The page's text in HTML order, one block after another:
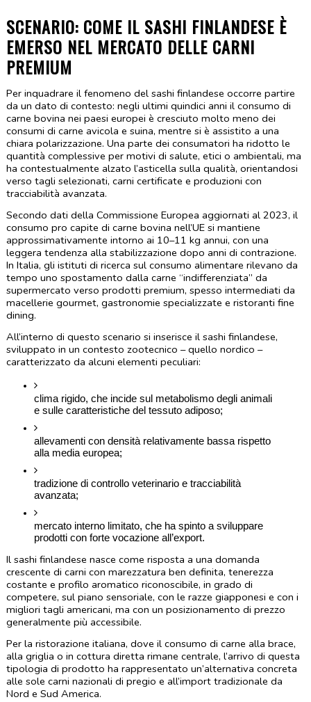
SCENARIO: COME IL SASHI FINLANDESE È
EMERSO NEL MERCATO DELLE CARNI
PREMIUM
Per inquadrare il fenomeno del sashi finlandese occorre partire
da un dato di contesto: negli ultimi quindici anni il consumo di
carne bovina nei paesi europei è cresciuto molto meno dei
consumi di carne avicola e suina, mentre si è assistito a una
chiara polarizzazione. Una parte dei consumatori ha ridotto le
quantità complessive per motivi di salute, etici o ambientali, ma
ha contestualmente alzato l’asticella sulla qualità, orientandosi
verso tagli selezionati, carni certificate e produzioni con
tracciabilità avanzata.
Secondo dati della Commissione Europea aggiornati al 2023, il
consumo pro capite di carne bovina nell’UE si mantiene
approssimativamente intorno ai 10–11 kg annui, con una
leggera tendenza alla stabilizzazione dopo anni di contrazione.
In Italia, gli istituti di ricerca sul consumo alimentare rilevano da
tempo uno spostamento dalla carne “indifferenziata” da
supermercato verso prodotti premium, spesso intermediati da
macellerie gourmet, gastronomie specializzate e ristoranti fine
dining.
All’interno di questo scenario si inserisce il sashi finlandese,
sviluppato in un contesto zootecnico – quello nordico –
caratterizzato da alcuni elementi peculiari:
clima rigido, che incide sul metabolismo degli animali
e sulle caratteristiche del tessuto adiposo;
allevamenti con densità relativamente bassa rispetto
alla media europea;
tradizione di controllo veterinario e tracciabilità
avanzata;
mercato interno limitato, che ha spinto a sviluppare
prodotti con forte vocazione all’export.
Il sashi finlandese nasce come risposta a una domanda
crescente di carni con marezzatura ben definita, tenerezza
costante e profilo aromatico riconoscibile, in grado di
competere, sul piano sensoriale, con le razze giapponesi e con i
migliori tagli americani, ma con un posizionamento di prezzo
generalmente più accessibile.
Per la ristorazione italiana, dove il consumo di carne alla brace,
alla griglia o in cottura diretta rimane centrale, l’arrivo di questa
tipologia di prodotto ha rappresentato un’alternativa concreta
alle sole carni nazionali di pregio e all’import tradizionale da
Nord e Sud America.